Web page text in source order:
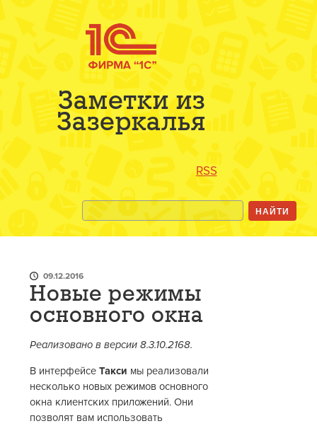
Заметки из
Зазеркалья
RSS
09.12.2016
Новые режимы
основного окна
Реализовано в версии 8.3.10.2168.
В интерфейсеТакси мы реализовали
несколько новых режимов основного
окна клиентских приложений. Они
позволят вам использовать